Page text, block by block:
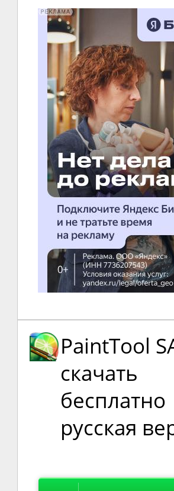
PaintTool
скачать
бесплатно
русская